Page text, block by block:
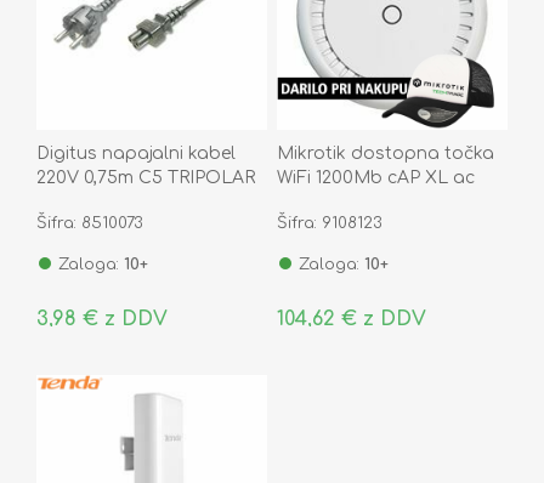
Digitus napajalni kabel
220V 0,75m C5 TRIPOLAR
Šifra: 8510073
Zaloga: 10+
3,98 € z DDV
Mikrotik dostopna točka
WiFi 1200Mb cAP XL ac
Šifra: 9108123
Zaloga: 10+
104,62 € z DDV